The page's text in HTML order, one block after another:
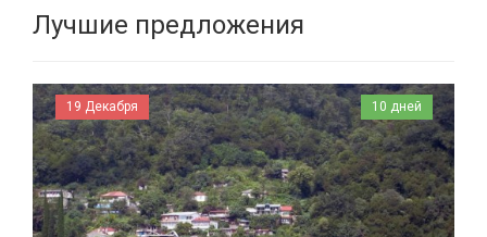
Лучшие предложения
19 Декабря 10 дней